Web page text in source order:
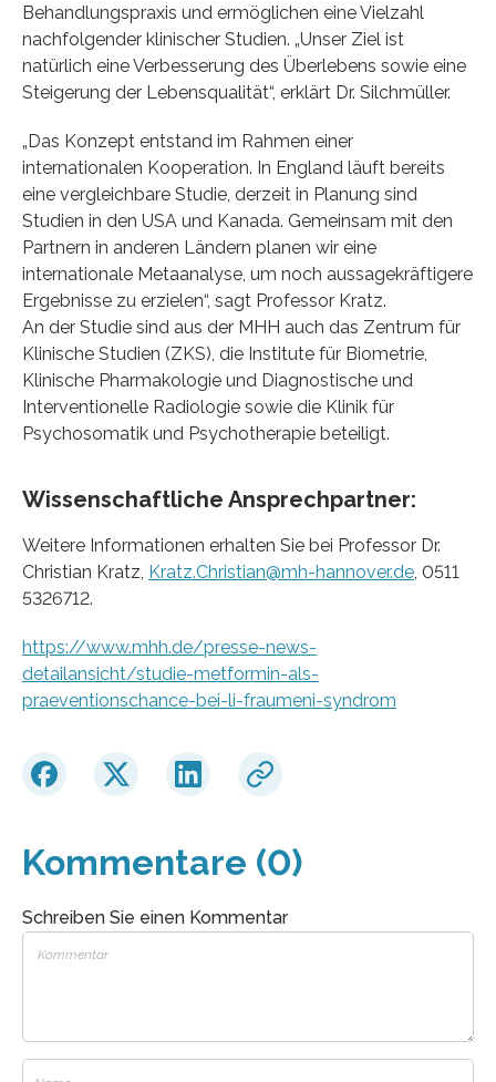
Behandlungspraxis und ermöglichen eine Vielzahl
nachfolgender klinischer Studien. „Unser Ziel ist
natürlich eine Verbesserung des Überlebens sowie eine
Steigerung der Lebensqualität“, erklärt Dr. Silchmüller.
„Das Konzept entstand im Rahmen einer
internationalen Kooperation. In England läuft bereits
eine vergleichbare Studie, derzeit in Planung sind
Studien in den USA und Kanada. Gemeinsam mit den
Partnern in anderen Ländern planen wir eine
internationale Metaanalyse, um noch aussagekräftigere
Ergebnisse zu erzielen“, sagt Professor Kratz.
An der Studie sind aus der MHH auch das Zentrum für
Klinische Studien (ZKS), die Institute für Biometrie,
Klinische Pharmakologie und Diagnostische und
Interventionelle Radiologie sowie die Klinik für
Psychosomatik und Psychotherapie beteiligt.
Wissenschaftliche Ansprechpartner:
Weitere Informationen erhalten Sie bei Professor Dr.
Christian Kratz, Kratz.Christian@mh-hannover.de, 0511
5326712.
https://www.mhh.de/presse-news-
detailansicht/studie-metformin-als-
praeventionschance-bei-li-fraumeni-syndrom
Kommentare (0)
Schreiben Sie einen Kommentar